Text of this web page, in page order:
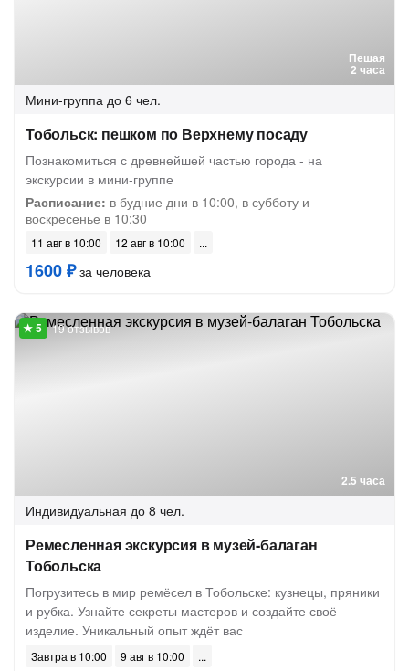
Пешая
2 часа
Мини-группа до 6 чел.
Тобольск: пешком по Верхнему посаду
Познакомиться с древнейшей частью города - на
экскурсии в мини-группе
Расписание: в будние дни в 10:00, в субботу и
воскресенье в 10:30
11 авг в 10:00 12 авг в 10:00
1600 ₽за человека
2.5 часа
19 отзывов
Индивидуальная до 8 чел.
Ремесленная экскурсия в музей-балаган
Тобольска
Погрузитесь в мир ремёсел в Тобольске: кузнецы, пряники
и рубка. Узнайте секреты мастеров и создайте своё
изделие. Уникальный опыт ждёт вас
Завтра в 10:00
9 авг в 10:00